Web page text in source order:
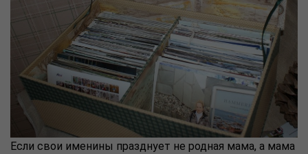
Если свои именины празднует не родная мама, а мама